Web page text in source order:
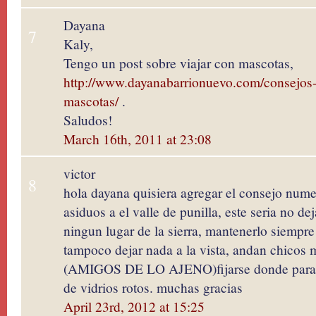
7
Dayana
Kaly,
Tengo un post sobre viajar con mascotas,
http://www.dayanabarrionuevo.com/
mascotas/.
Saludos!
March 16th, 2011 at 23:08
8
victor
hola dayana quisiera agregar el consejo
asiduos a el valle de punilla, este seria no
ningun lugar de la sierra, mantenerlo
tampoco dejar nada a la vista, andan chicos
(AMIGOS DE LO AJENO)fijarse donde
de vidrios rotos. muchas gracias
April 23rd, 2012 at 15:25